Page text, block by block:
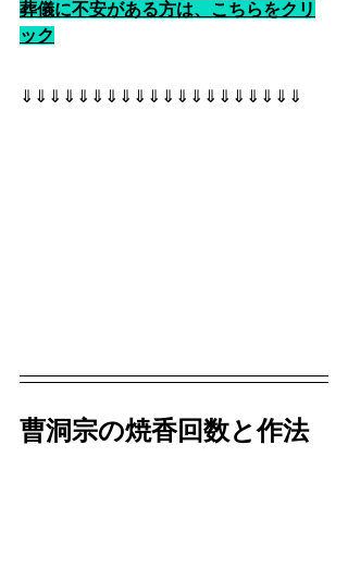
葬儀に不安がある方は、こちらをクリ
ック
⇓⇓⇓⇓⇓⇓⇓⇓⇓⇓⇓⇓⇓⇓⇓⇓⇓⇓⇓⇓
曹洞宗の焼香回数と作法